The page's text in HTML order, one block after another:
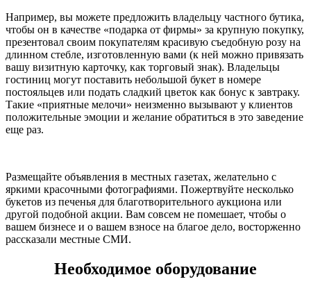
Например, вы можете предложить владельцу частного бутика,
чтобы он в качестве «подарка от фирмы» за крупную покупку,
презентовал своим покупателям красивую съедобную розу на
длинном стебле, изготовленную вами (к ней можно привязать
вашу визитную карточку, как торговый знак). Владельцы
гостиниц могут поставить небольшой букет в номере
постояльцев или подать сладкий цветок как бонус к завтраку.
Такие «приятные мелочи» неизменно вызывают у клиентов
положительные эмоции и желание обратиться в это заведение
еще раз.
Размещайте объявления в местных газетах, желательно с
яркими красочными фотографиями. Пожертвуйте несколько
букетов из печенья для благотворительного аукциона или
другой подобной акции. Вам совсем не помешает, чтобы о
вашем бизнесе и о вашем взносе на благое дело, восторженно
рассказали местные СМИ.
Необходимое оборудование